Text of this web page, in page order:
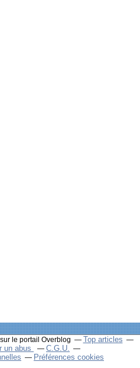
le portail Overblog
Top articles
un abus
C.G.U.
Préférences cookies